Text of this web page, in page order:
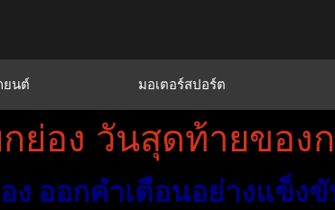
ยนต์ มอเตอร์สปอร์ต
กย่อง วันสุดท้ายขอ
ง ออกคำเตือนอย่างแข็ง